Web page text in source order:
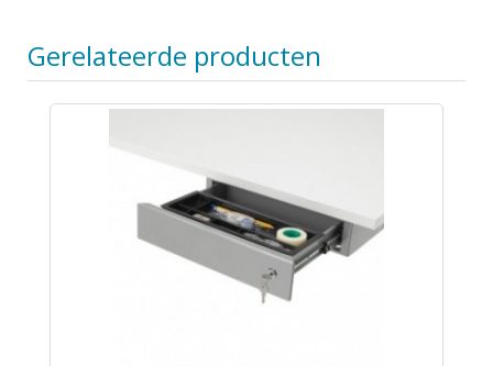
Gerelateerde producten